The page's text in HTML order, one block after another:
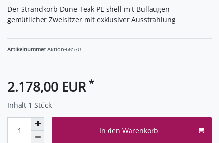
Der Strandkorb Düne Teak PE shell mit Bullaugen -
gemütlicher Zweisitzer mit exklusiver Ausstrahlung
Artikelnummer Aktion-68570
2.178,00 EUR *
Inhalt 1 Stück
In den Warenkorb